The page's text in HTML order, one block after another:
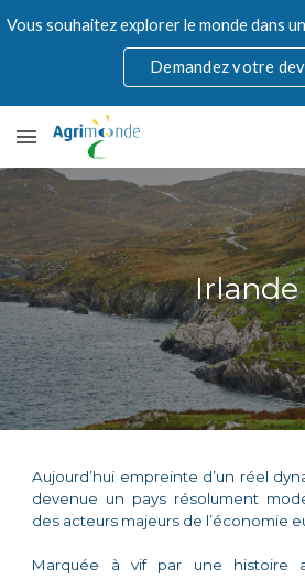
Skip to main content
Demandez votre
Irlande
Aujourd’hui empreinte d’un réel
devenue un pays résolument
des acteurs majeurs de l’économie
Marquée à vif par une histoire